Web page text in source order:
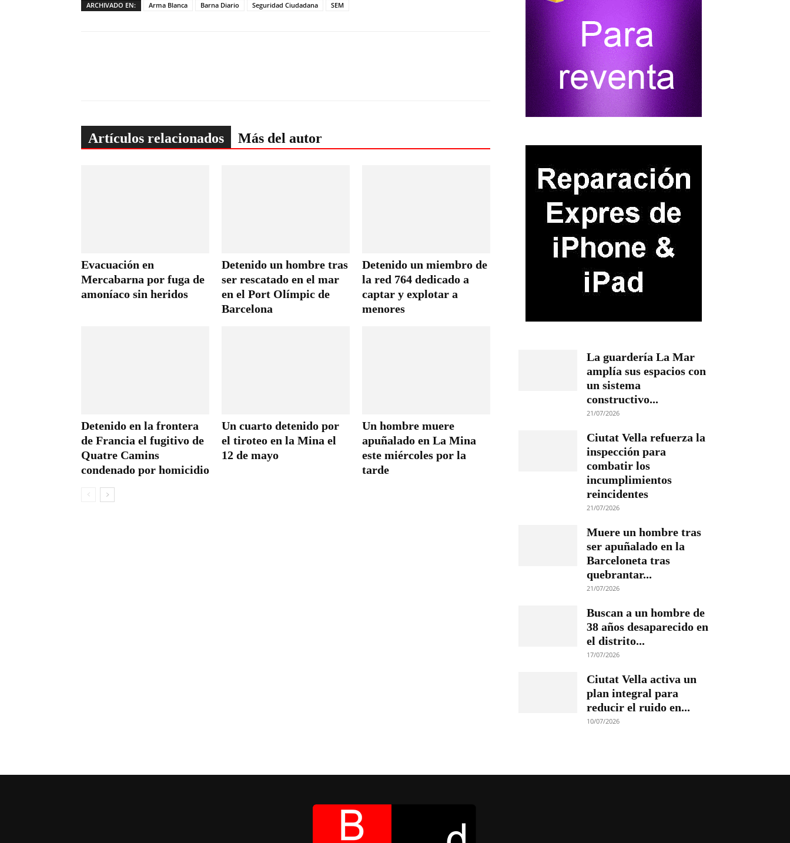
ARCHIVADO EN: Arma Blanca Barna Diario Seguridad Ciudadana SEM
Artículos relacionados Más del autor
Evacuación en
Mercabarna por fuga de
amoníaco sin heridos
Detenido un hombre tras
ser rescatado en el mar
en el Port Olímpic de
Barcelona
Detenido un miembro de
la red 764 dedicado a
captar y explotar a
menores
Detenido en la frontera
de Francia el fugitivo de
Quatre Camins
condenado por homicidio
Un cuarto detenido por
el tiroteo en la Mina el
12 de mayo
Un hombre muere
apuñalado en La Mina
este miércoles por la
tarde
La guardería La Mar
amplía sus espacios con
un sistema
constructivo...
21/07/2026
Ciutat Vella refuerza la
inspección para
combatir los
incumplimientos
reincidentes
21/07/2026
Muere un hombre tras
ser apuñalado en la
Barceloneta tras
quebrantar...
21/07/2026
Buscan a un hombre de
38 años desaparecido en
el distrito...
17/07/2026
Ciutat Vella activa un
plan integral para
reducir el ruido en...
10/07/2026